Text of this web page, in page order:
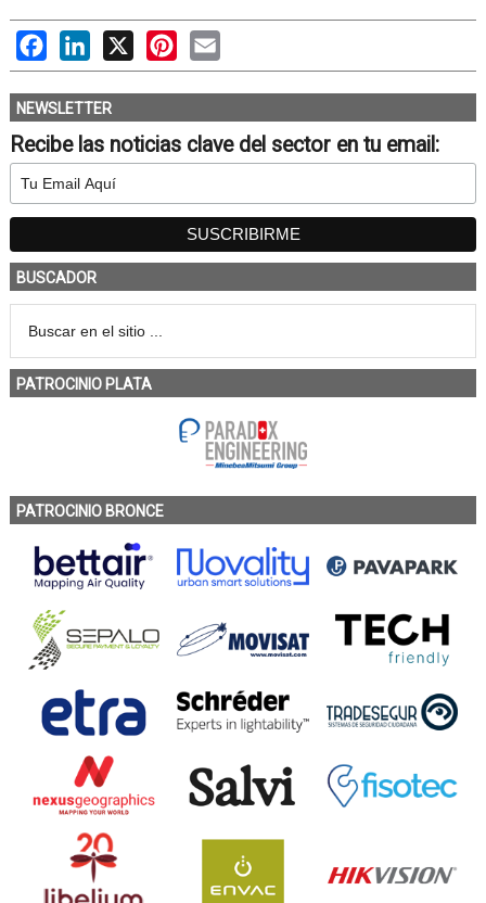
FacebookLinkedIn Pinterest
NEWSLETTER
Recibe las noticias clave del sector en tu email:
BUSCADOR
PATROCINIO PLATA
PATROCINIO BRONCE